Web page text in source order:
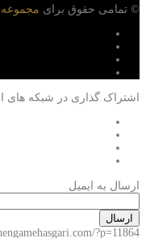
© تمامی حقوق برای
اشتراک گذاری در شبکه های
ارسال به ایمیل
ارسال
?p=11864